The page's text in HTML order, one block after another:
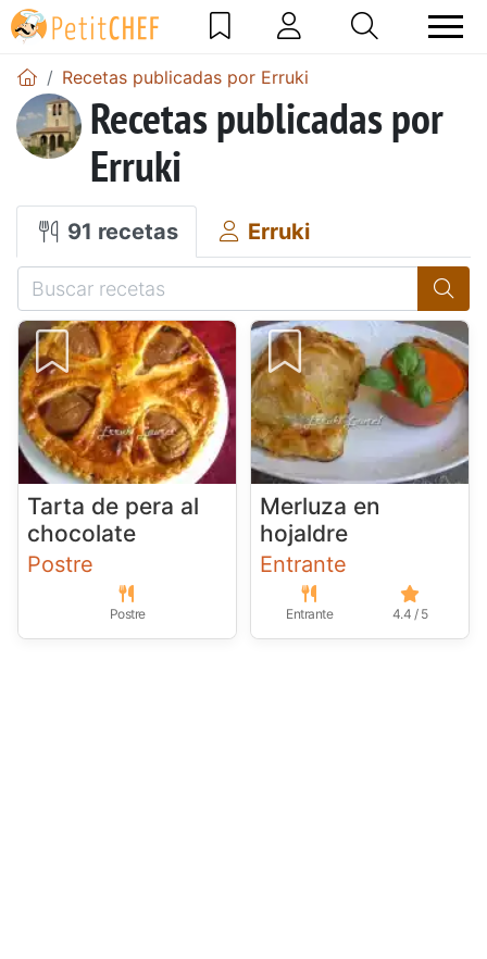
Recetas publicadas por Erruki
Recetas publicadas por
Erruki
91 recetas Erruki
Tarta de pera al
chocolate
Postre
Postre
Merluza en
hojaldre
Entrante
Entrante 4.4 / 5